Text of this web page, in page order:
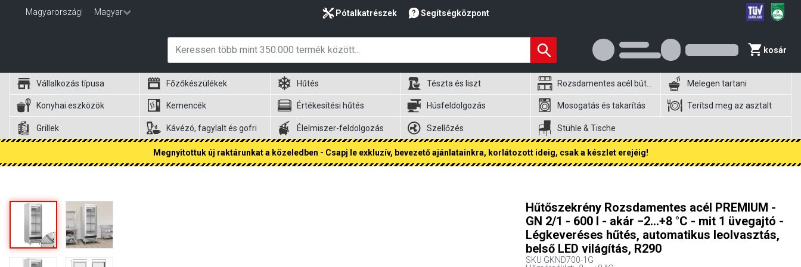
Magyarország Magyar Pótalkatrészek Segítségközpont
kosár
Vállalkozás típusa Főzőkészülékek Hűtés Tészta és liszt Rozsdamentes acél bútorok Melegen tartani
Konyhai eszközök Kemencék Értékesítési hűtés Húsfeldolgozás Mosogatás és takarítás Terítsd meg az asztalt
Grillek Kávézó, fagylalt és gofri Élelmiszer-feldolgozás Szellőzés Stühle & Tische
Megnyitottuk új raktárunkat a közeledben - Csapj le exkluzív, bevezető ajánlatainkra, korlátozott ideig, csak a készlet erejéig!
Hűtőszekrény Rozsdamentes acél PREMIUM -
GN 2/1 - 600 l - akár −2…+8 °C - mit 1 üvegajtó -
Légkeveréses hűtés, automatikus leolvasztás,
belső LED világítás, R290
SKU GKND700-1G